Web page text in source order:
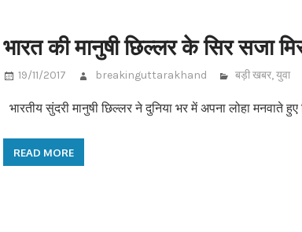
भारत की मानुषी छिल्लर के सिर सजा
19/11/2017 breakinguttarakhand बड़ी खबर,युवा
भारतीय सुंदरी मानुषी छिल्लर ने दुनिया भर में अपना लोहा मनवाते
READ MORE